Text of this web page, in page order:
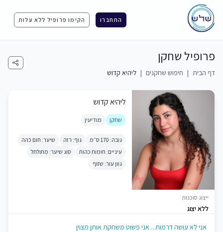
התחברו הקימו פרופיל ללא עלות
פרופיל שחקן
דף הבית | חיפוש שחקנים | ליהיא קדוש
ייצוג סוכנות
ללא יצוג
ליהיא קדוש
שחקן מודיעין
גובה: 170 ס״מ גוף: רזה
שיער: חום כהה
עיניים: חומות כהות
סוג שיער: מתולתל
גוון עור: שזוף
אני לא עושה דרמות... אני פשוט משחקת אותן מצוין